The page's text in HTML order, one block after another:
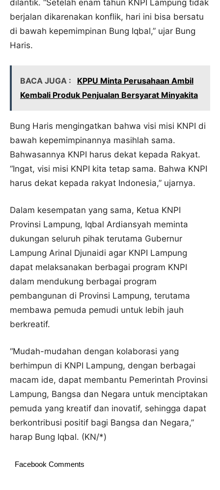
dilantik. “Setelah enam tahun KNPI Lampung tidak
berjalan dikarenakan konflik, hari ini bisa bersatu
di bawah kepemimpinan Bung Iqbal,” ujar Bung
Haris.
BACA JUGA :
KPPU Minta Perusahaan Ambil
Kembali Produk Penjualan Bersyarat Minyakita
Bung Haris mengingatkan bahwa visi misi KNPI di
bawah kepemimpinannya masihlah sama.
Bahwasannya KNPI harus dekat kepada Rakyat.
“Ingat, visi misi KNPI kita tetap sama. Bahwa KNPI
harus dekat kepada rakyat Indonesia,” ujarnya.
Dalam kesempatan yang sama, Ketua KNPI
Provinsi Lampung, Iqbal Ardiansyah meminta
dukungan seluruh pihak terutama Gubernur
Lampung Arinal Djunaidi agar KNPI Lampung
dapat melaksanakan berbagai program KNPI
dalam mendukung berbagai program
pembangunan di Provinsi Lampung, terutama
membawa pemuda pemudi untuk lebih jauh
berkreatif.
“Mudah-mudahan dengan kolaborasi yang
berhimpun di KNPI Lampung, dengan berbagai
macam ide, dapat membantu Pemerintah Provinsi
Lampung, Bangsa dan Negara untuk menciptakan
pemuda yang kreatif dan inovatif, sehingga dapat
berkontribusi positif bagi Bangsa dan Negara,”
harap Bung Iqbal. (KN/*)
Facebook Comments